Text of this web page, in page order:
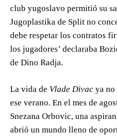
club yugoslavo permitió su
Jugoplastika de Split no
debe respetar los contratos
los jugadores’ declaraba
de Dino Radja.
La vida de Vlade Divac ya no
ese verano. En el mes de
Snezana Orbovic, una
abrió un mundo lleno de